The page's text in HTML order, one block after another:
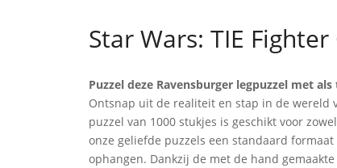
Star Wars: TIE
Puzzel deze Ravensburger legpuzzel met
Ontsnap uit de realiteit en stap in de wereld
puzzel van 1000 stukjes is geschikt voor
onze geliefde puzzels een standaard
ophangen. Dankzij de met de hand